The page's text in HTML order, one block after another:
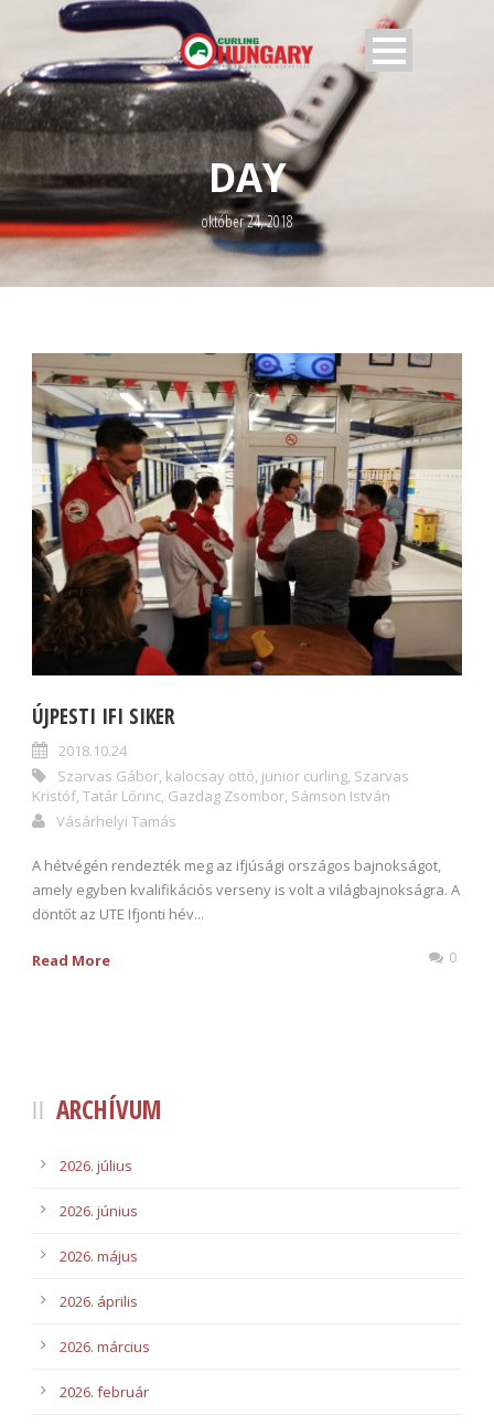
DAY
október 24, 2018
ÚJPESTI IFI SIKER
2018.10.24
Szarvas Gábor, kalocsay ottó, junior curling, Szarvas
Kristóf, Tatár Lőrinc, Gazdag Zsombor, Sámson István
Vásárhelyi Tamás
A hétvégén rendezték meg az ifjúsági országos bajnokságot,
amely egyben kvalifikációs verseny is volt a világbajnokságra. A
döntőt az UTE Ifjonti hév...
Read More 0
ARCHÍVUM
2026. július
2026. június
2026. május
2026. április
2026. március
2026. február